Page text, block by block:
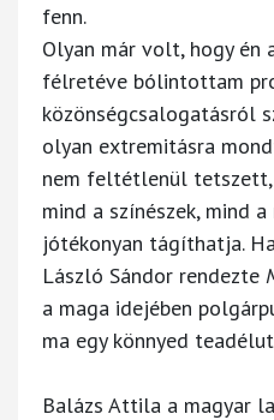
fenn.
Olyan már volt, hogy én
félretéve bólintottam
közönségcsalogatásról
olyan extremitásra
nem feltétlenül
mind a színészek, mind
jótékonyan tágíthatja.
László Sándor rendezte
a maga idejében
ma egy könnyed
Balázs Attila a magyar